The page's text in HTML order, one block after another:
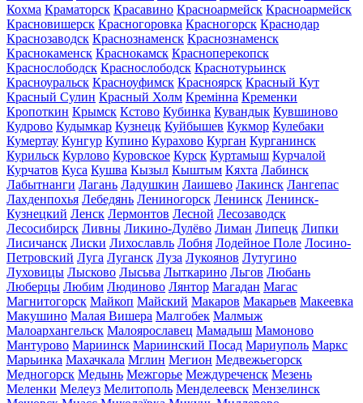
Кохма Краматорск Красавино Красноармейск Красноармейск
Красновишерск Красногоровка Красногорск Краснодар
Краснозаводск Краснознаменск Краснознаменск
Краснокаменск Краснокамск Красноперекопск
Краснослободск Краснослободск Краснотурьинск
Красноуральск Красноуфимск Красноярск Красный Кут
Красный Сулин Красный Холм Кремінна Кременки
Кропоткин Крымск Кстово Кубинка Кувандык Кувшиново
Кудрово Кудымкар Кузнецк Куйбышев Кукмор Кулебаки
Кумертау Кунгур Купино Курахово Курган Курганинск
Курильск Курлово Куровское Курск Куртамыш Курчалой
Курчатов Куса Кушва Кызыл Кыштым Кяхта Лабинск
Лабытнанги Лагань Ладушкин Лаишево Лакинск Лангепас
Лахденпохья Лебедянь Лениногорск Ленинск Ленинск-
Кузнецкий Ленск Лермонтов Лесной Лесозаводск
Лесосибирск Ливны Ликино-Дулёво Лиман Липецк Липки
Лисичанск Лиски Лихославль Лобня Лодейное Поле Лосино-
Петровский Луга Луганск Луза Лукоянов Лутугино
Луховицы Лысково Лысьва Лыткарино Льгов Любань
Люберцы Любим Людиново Лянтор Магадан Магас
Магнитогорск Майкоп Майский Макаров Макарьев Макеевка
Макушино Малая Вишера Малгобек Малмыж
Малоархангельск Малоярославец Мамадыш Мамоново
Мантурово Мариинск Мариинский Посад Мариуполь Маркс
Марьинка Махачкала Мглин Мегион Медвежьегорск
Медногорск Медынь Межгорье Междуреченск Мезень
Меленки Мелеуз Мелитополь Менделеевск Мензелинск